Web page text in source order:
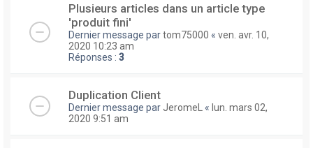
Plusieurs articles dans un article type
'produit fini'
Dernier message partom75000 « ven. avr. 10,
2020 10:23 am
Réponses : 3
Duplication Client
Dernier message par JeromeL « lun. mars 02,
2020 9:51 am